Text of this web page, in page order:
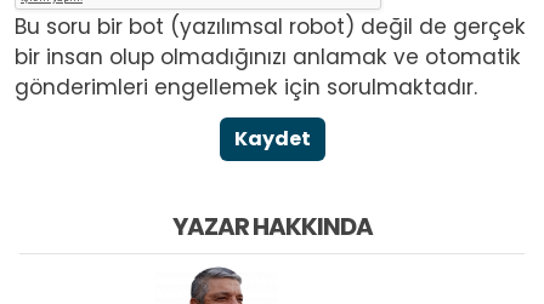
Bu soru bir bot (yazılımsal robot) değil de gerçek
bir insan olup olmadığınızı anlamak ve otomatik
gönderimleri engellemek için sorulmaktadır.
Kaydet
YAZAR HAKKINDA